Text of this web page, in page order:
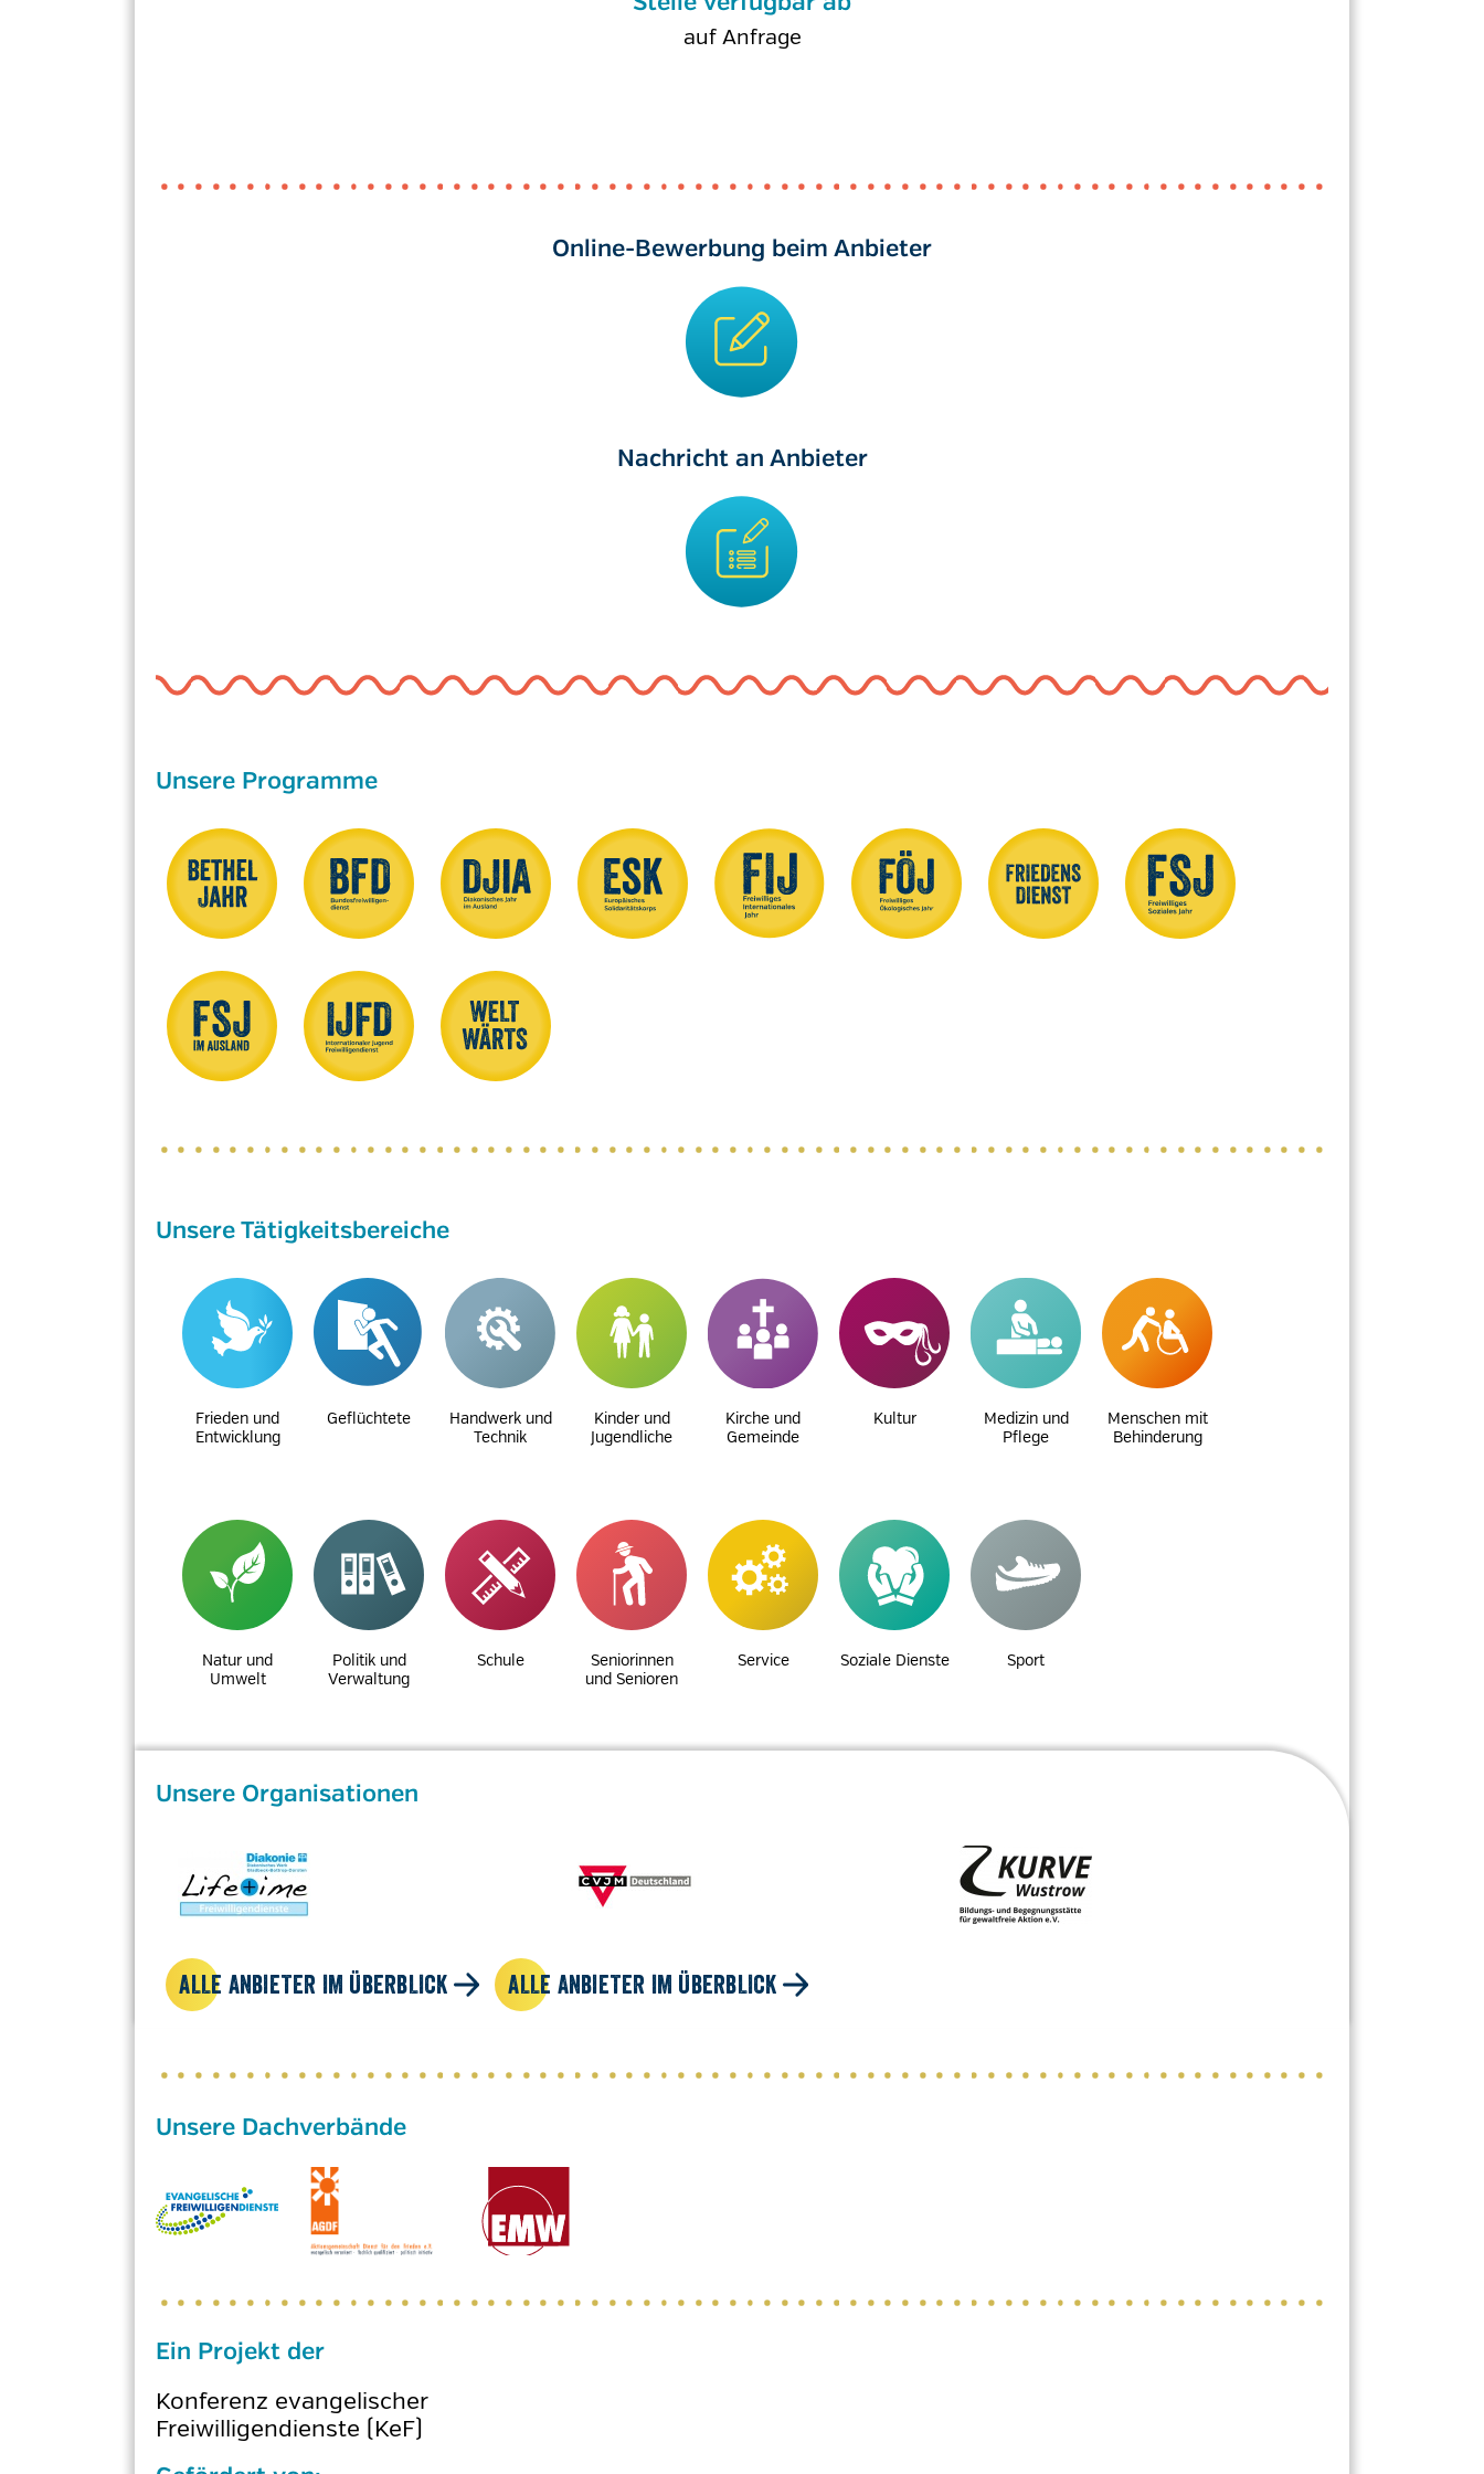
auf Anfrage
Online-Bewerbung beim Anbieter
Nachricht an Anbieter
Unsere Programme
Unsere Tätigkeitsbereiche
Frieden und
Entwicklung
Geflüchtete
Handwerk und
Technik
Kinder und
Jugendliche
Kirche und
Gemeinde
Kultur
Medizin und
Pflege
Menschen mit
Behinderung
Natur und
Umwelt
Politik und
Verwaltung
Schule
Seniorinnen
und Senioren
Service Soziale Dienste Sport
Unsere Organisationen
ALLE ANBIETER IM ÜBERBLICK ALLE ANBIETER IM ÜBERBLICK
Ein Projekt der
Konferenz evangelischer
Freiwilligendienste (KeF)